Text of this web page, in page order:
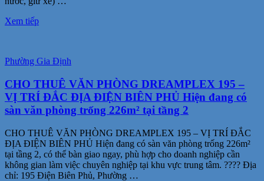
Xem tiếp
Phường Gia Định
CHO THUÊ VĂN PHÒNG DREAMPLEX 195 –
VỊ TRÍ ĐẮC ĐỊA ĐIỆN BIÊN PHỦ Hiện đang có
sàn văn phòng trống 226m² tại tầng 2
CHO THUÊ VĂN PHÒNG DREAMPLEX 195 – VỊ TRÍ ĐẮC
ĐỊA ĐIỆN BIÊN PHỦ Hiện đang có sàn văn phòng trống 226m²
tại tầng 2, có thể bàn giao ngay, phù hợp cho doanh nghiệp cần
không gian làm việc chuyên nghiệp tại khu vực trung tâm. ???? Địa
chỉ: 195 Điện Biên Phủ, Phường …